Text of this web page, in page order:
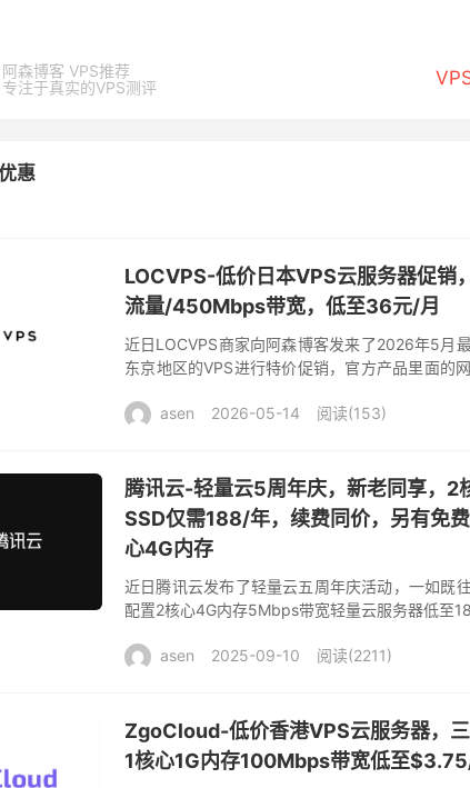
阿森博客 VPS推荐
专注于真实的VPS测评
惠
LOCVPS-低价日本VPS云服务器促
流量/450Mbps带宽，低至36元/月
近日LOCVPS商家向阿森博客发来了2026年5月
东京地区的VPS进行特价促销，官方产品里面的
asen 2026-05-14 阅读(153)
腾讯云-轻量云5周年庆，新老同享，
SSD仅需188/年，续费同价，另有免
心4G内存
近日腾讯云发布了轻量云五周年庆活动，一如既
配置2核心4G内存5Mbps带宽轻量云服务器低至
asen 2025-09-10 阅读(2211)
ZgoCloud-低价香港VPS云服务器，三
1核心1G内存100Mbps带宽低至